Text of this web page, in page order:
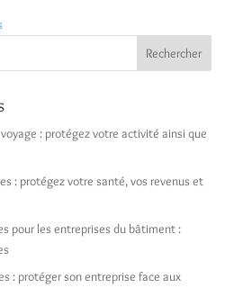
: protégez votre activité ainsi que
: protégez votre santé, vos revenus et
pour les entreprises du bâtiment :
: protéger son entreprise face aux